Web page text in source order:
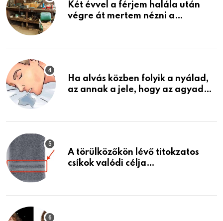
Két évvel a férjem halála után
végre át mertem nézni a
életemet
Ha alvás közben folyik a nyálad,
az annak a jele, hogy az agyad…
A törülközőkön lévő titokzatos
csíkok valódi célja…